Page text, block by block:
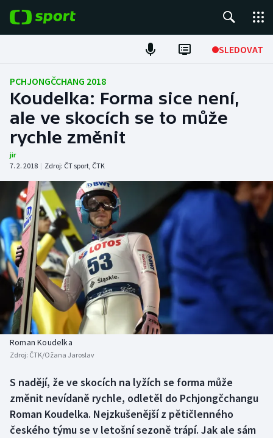
SLEDOVAT
ME v atletice
ME v plavání
Fotbal
Hokej
Tenis
DALŠÍ SPORTY
Americký fotbal
Atletika
Baseball a softbal
Basketbal
Boby a skeleton
Box
NEPŘEHLÉDNĚTE
Soutěže
Historické návraty
Aplikace ČT sport
PCHJONGČCHANG 2018
Koudelka: Forma sice není,
ale ve skocích se to může
rychle změnit
jir
7. 2. 2018 | Zdroj: ČT sport, ČTK
Roman Koudelka
Zdroj: ČTK/Ožana Jaroslav
S nadějí, že ve skocích na lyžích se forma může
změnit nevídaně rychle, odletěl do Pchjongčchangu
Roman Koudelka. Nejzkušenější z pětičlenného
českého týmu se v letošní sezoně trápí. Jak ale sám